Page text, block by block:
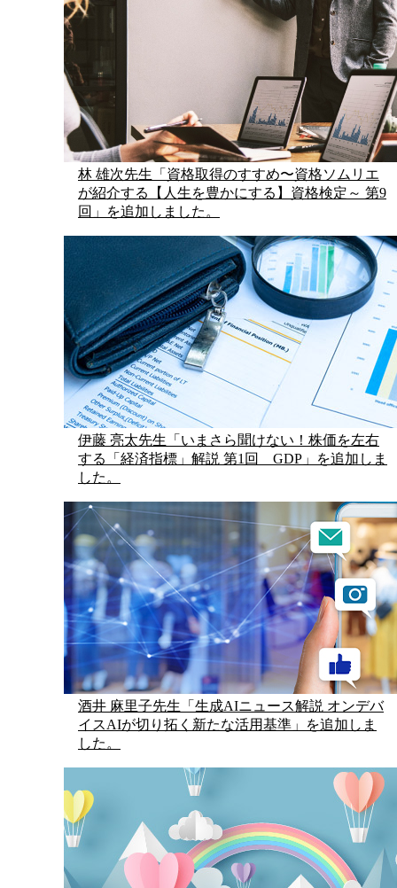
林 雄次先生「資格取得のすすめ〜資格ソムリエ
が紹介する【人生を豊かにする】資格検定～ 第9
回」を追加しました。
伊藤 亮太先生「いまさら聞けない！株価を左右
する「経済指標」解説 第1回 GDP」を追加しま
した。
酒井 麻里子先生「生成AIニュース解説 オンデバ
イスAIが切り拓く新たな活用基準」を追加しま
した。